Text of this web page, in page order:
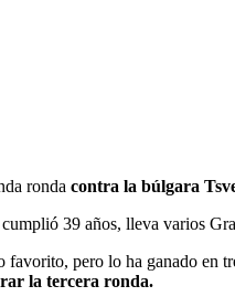
ronda contra la búlgara
39 años, lleva varios
pero lo ha ganado en
la tercera ronda.